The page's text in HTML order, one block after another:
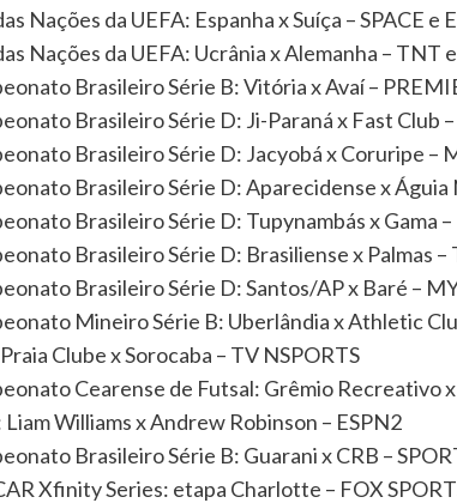
Nações da UEFA: Espanha x Suíça – SPACE e
Nações da UEFA: Ucrânia x Alemanha – TNT
Brasileiro Série B: Vitória x Avaí –
Brasileiro Série D: Ji-Paraná x Fast Club
Brasileiro Série D: Jacyobá x Coruripe –
Brasileiro Série D: Aparecidense x Águia
Brasileiro Série D: Tupynambás x Gama
Brasileiro Série D: Brasiliense x Palmas
Brasileiro Série D: Santos/AP x Baré –
Mineiro Série B: Uberlândia x Athletic
Clube x Sorocaba – TV NSPORTS
Cearense de Futsal: Grêmio Recreativo
Liam Williams x Andrew Robinson – ESPN2
Brasileiro Série B: Guarani x CRB –
Xfinity Series: etapa Charlotte – FOX